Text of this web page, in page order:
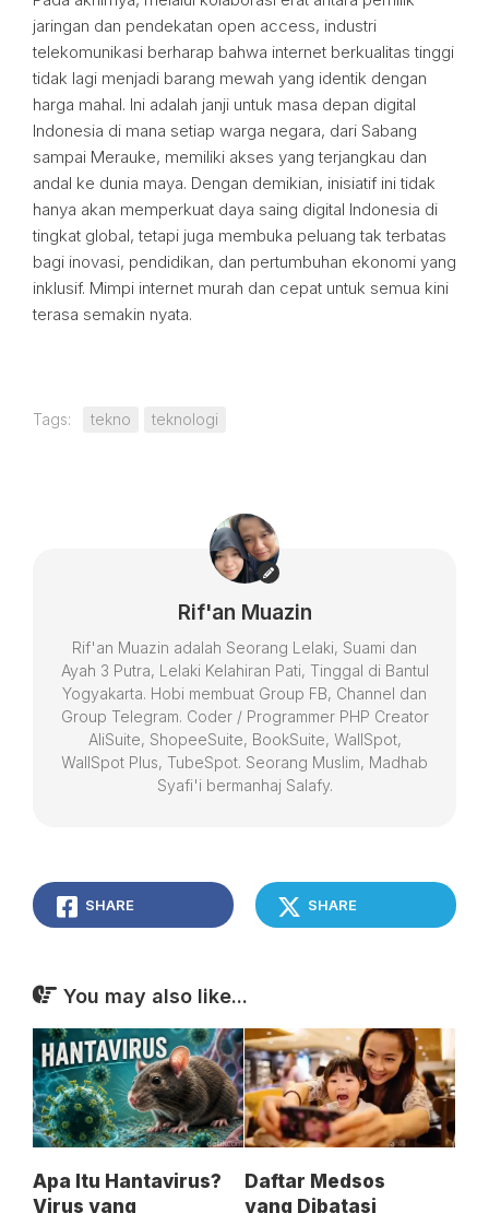
jaringan dan pendekatan open access, industri
telekomunikasi berharap bahwa internet berkualitas tinggi
tidak lagi menjadi barang mewah yang identik dengan
harga mahal. Ini adalah janji untuk masa depan digital
Indonesia di mana setiap warga negara, dari Sabang
sampai Merauke, memiliki akses yang terjangkau dan
andal ke dunia maya. Dengan demikian, inisiatif ini tidak
hanya akan memperkuat daya saing digital Indonesia di
tingkat global, tetapi juga membuka peluang tak terbatas
bagi inovasi, pendidikan, dan pertumbuhan ekonomi yang
inklusif. Mimpi internet murah dan cepat untuk semua kini
terasa semakin nyata.
Tags: tekno teknologi
Rif'an Muazin
Rif'an Muazin adalah Seorang Lelaki, Suami dan
Ayah 3 Putra, Lelaki Kelahiran Pati, Tinggal di Bantul
Yogyakarta. Hobi membuat Group FB, Channel dan
Group Telegram. Coder / Programmer PHP Creator
AliSuite, ShopeeSuite, BookSuite, WallSpot,
WallSpot Plus, TubeSpot. Seorang Muslim, Madhab
Syafi'i bermanhaj Salafy.
SHARE SHARE
You may also like...
Apa Itu Hantavirus?
Virus yang
Daftar Medsos
yang Dibatasi